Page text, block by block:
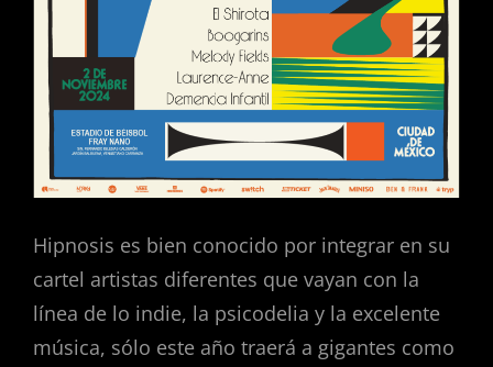
Hipnosis es bien conocido por integrar en su
cartel artistas diferentes que vayan con la
línea de lo indie, la psicodelia y la excelente
música, sólo este año traerá a gigantes como